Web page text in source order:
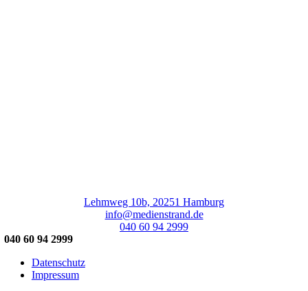
Lehmweg 10b, 20251 Hamburg
info@medienstrand.de
040 60 94 2999
040 60 94 2999
Datenschutz
Impressum